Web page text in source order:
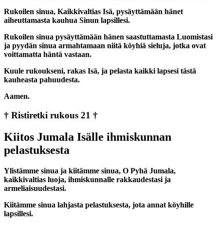
Rukoilen sinua, Kaikkivaltias Isä, pysäyttämään hänet
aiheuttamasta kauhua Sinun lapsillesi.
Rukoilen sinua pysäyttämään hänen saastuttamasta Luomistasi
ja pyydän sinua armahtamaan niitä köyhiä sieluja, jotka ovat
voittamatta häntä vastaan.
Kuule rukoukseni, rakas Isä, ja pelasta kaikki lapsesi tästä
kauheasta pahuudesta.
Aamen.
† Ristiretki rukous 21 †
Kiitos Jumala Isälle ihmiskunnan
pelastuksesta
Ylistämme sinua ja kiitämme sinua, O Pyhä Jumala,
kaikkivaltias luoja, ihmiskunnalle rakkaudestasi ja
armeliaisuudestasi.
Kiitämme sinua lahjasta pelastuksesta, jota annat köyhille
lapsillesi.